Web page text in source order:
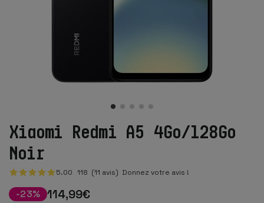
Xiaomi Redmi A5 4Go/128Go
Noir
5.00 118 (11 avis) Donnez votre avis !
-23% 114,99€